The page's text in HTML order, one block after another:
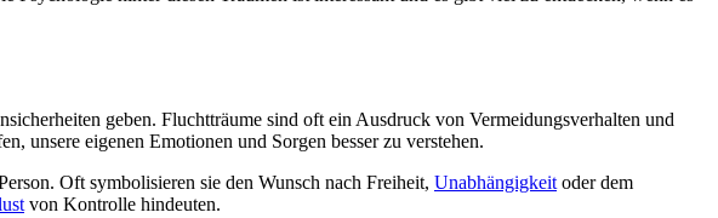
geben. Fluchtträume sind oft ein Ausdruck von Vermeidungsverhalten und
unsere eigenen Emotionen und Sorgen besser zu verstehen.
Oft symbolisieren sie den Wunsch nach Freiheit, Unabhängigkeit oder dem
von Kontrolle hindeuten.